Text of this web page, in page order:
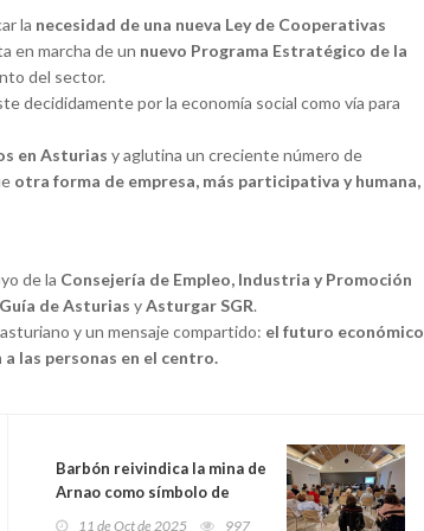
la necesidad de una nueva Ley de Cooperativas
en marcha de un nuevo Programa Estratégico de la
del sector.
decididamente por la economía social como vía para
en Asturias y aglutina un creciente número de
otra forma de empresa, más participativa y humana,
de la Consejería de Empleo, Industria y Promoción
de Asturias yAsturgar SGR.
y un mensaje compartido: el futuro económico
las personas en el centro.
Barbón reivindica la mina de
Arnao como símbolo de
identidad y orgullo
11 de Oct de 2025 997